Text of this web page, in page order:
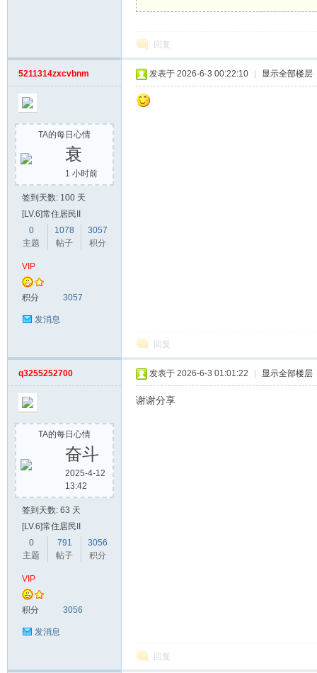
回复
5211314zxcvbnm
TA的每日心情
衰
1 小时前
签到天数: 100 天
[LV.6]常住居民II
0
主题
1078
帖子
3057
积分
VIP
积分 3057
发消息
发表于 2026-6-3 00:22:10 显示全部楼层
回复
q3255252700
TA的每日心情
奋斗
2025-4-12
13:42
签到天数: 63 天
[LV.6]常住居民II
0
主题
791
帖子
3056
积分
VIP
积分 3056
发消息
发表于 2026-6-3 01:01:22 显示全部楼层
谢谢分享
回复